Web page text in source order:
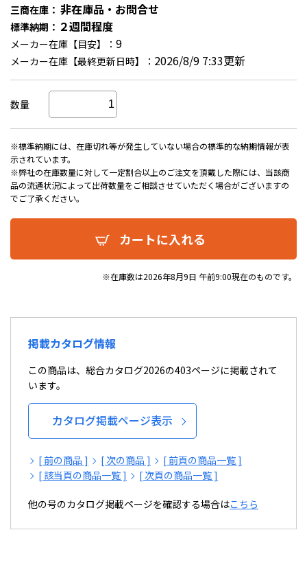
三商在庫： 非在庫品・お問合せ
標準納期： ２週間程度
メーカー在庫【目安】： 9
メーカー在庫【最終更新日時】： 2026/8/9 7:33更新
数量
※標準納期には、在庫切れ等が発生していない場合の標準的な納期情報が表
示されています。
※弊社の在庫数量に対して一定割合以上のご注文を頂戴した際には、当該商
品の流通状況によって出荷数量をご相談させていただく場合がございますの
でご了承ください。
カートに入れる
※在庫数は2026年8月9日 午前9:00現在のものです。
掲載カタログ情報
この商品は、総合カタログ2026の403ページに掲載されて
います。
カタログ掲載ページ表示
[ 前の商品 ] [ 次の商品 ]
[ 前頁の商品一覧 ]
[ 該当頁の商品一覧 ]
[ 次頁の商品一覧 ]
他の号のカタログ掲載ページを確認する場合はこちら